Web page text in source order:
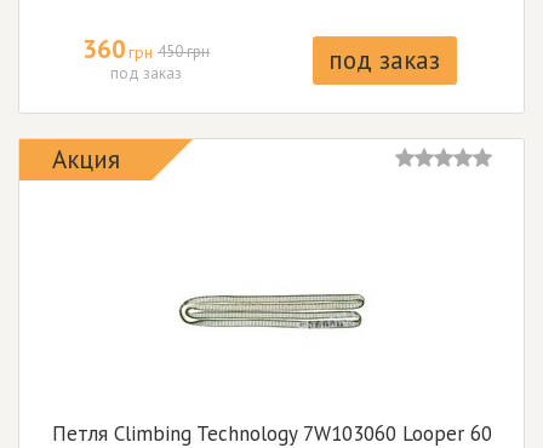
360грн 450 грн
под заказ
под заказ
Акция
Петля Climbing Technology 7W103060 Looper 60